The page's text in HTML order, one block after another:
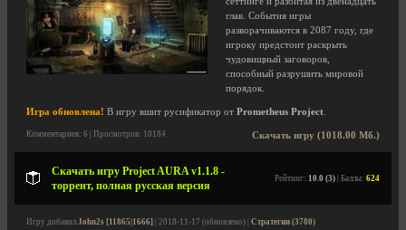
глав. События игры
разворачиваются в 2087 году, где
игроку предстоит раскрыть
чудовищный заговоров,
способный разрушить мировой
порядок.
Игра обновлена! В игру вшит русификатор от Prometheus Project
Скачать игру (1018.00 Мб.)
Комментариев: 6 | Просмотров: 10184
Скачать игру Project AURA v1.1.8 -
торрент, полная русская версия
Рейтинг: 10.0 (3) | Баллы: 624
Игру добавил John2s [11865|1666] | 2018-11-17 (обновлено) | Стратегии (3780)